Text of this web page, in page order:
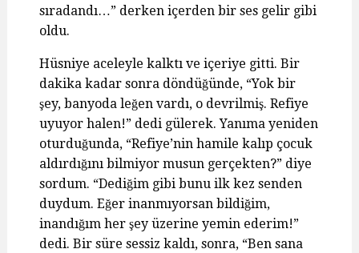
sıradandı…” derken içerden bir ses gelir gibi
oldu.
Hüsniye aceleyle kalktı ve içeriye gitti. Bir
dakika kadar sonra döndüğünde, “Yok bir
şey, banyoda leğen vardı, o devrilmiş. Refiye
uyuyor halen!” dedi gülerek. Yanıma yeniden
oturduğunda, “Refiye’nin hamile kalıp çocuk
aldırdığını bilmiyor musun gerçekten?” diye
sordum. “Dediğim gibi bunu ilk kez senden
duydum. Eğer inanmıyorsan bildiğim,
inandığım her şey üzerine yemin ederim!”
dedi. Bir süre sessiz kaldı, sonra, “Ben sana